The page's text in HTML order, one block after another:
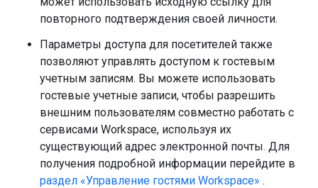
повторного подтверждения своей личности.
Параметры доступа для посетителей также
позволяют управлять доступом к гостевым
учетным записям. Вы можете использовать
гостевые учетные записи, чтобы разрешить
внешним пользователям совместно работать с
сервисами Workspace, используя их
существующий адрес электронной почты. Для
получения подробной информации перейдите в
раздел «Управление гостями Workspace» .